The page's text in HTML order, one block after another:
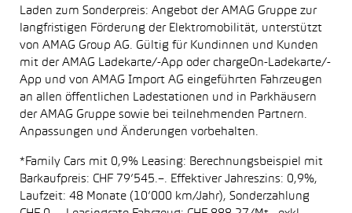
Laden zum Sonderpreis: Angebot der AMAG Gruppe zur
langfristigen Förderung der Elektromobilität, unterstützt
von AMAG Group AG. Gültig für Kundinnen und Kunden
mit der AMAG Ladekarte/-App oder chargeOn-Ladekarte/-
App und von AMAG Import AG eingeführten Fahrzeugen
an allen öffentlichen Ladestationen und in Parkhäusern
der AMAG Gruppe sowie bei teilnehmenden Partnern.
Anpassungen und Änderungen vorbehalten.
*Family Cars mit 0,9% Leasing: Berechnungsbeispiel mit
Barkaufpreis: CHF 79’545.–. Effektiver Jahreszins: 0,9%,
Laufzeit: 48 Monate (10’000 km/Jahr), Sonderzahlung